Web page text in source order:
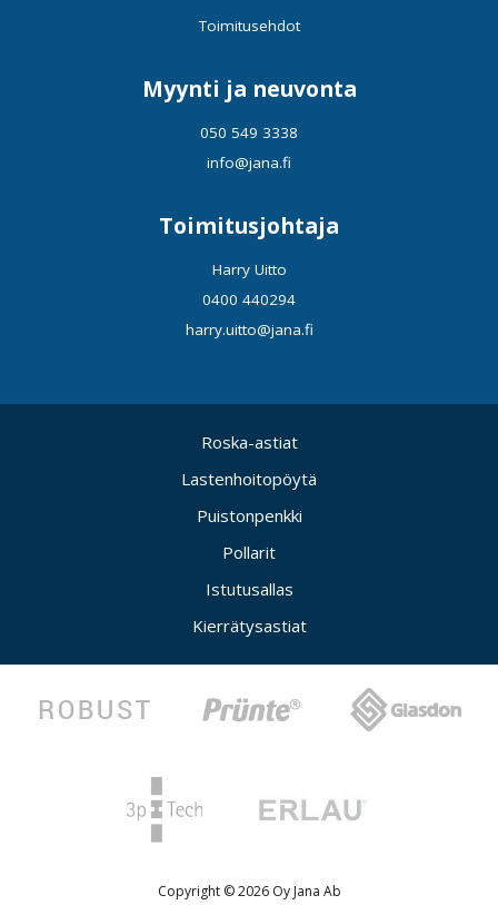
Toimitusehdot
Myynti ja neuvonta
050 549 3338
info@jana.fi
Toimitusjohtaja
Harry Uitto
0400 440294
harry.uitto@jana.fi
Roska-astiat
Lastenhoitopöytä
Puistonpenkki
Pollarit
Istutusallas
Kierrätysastiat
Copyright © 2026 Oy Jana Ab